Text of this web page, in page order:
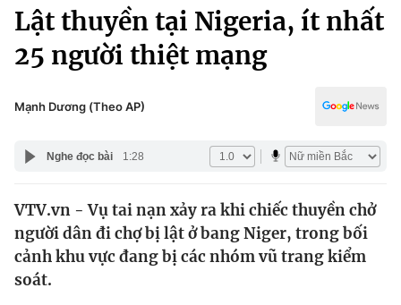
Chuyên mục
Chính trị
Pháp luật
Thế giới
Tin tức
Kinh tế
Thể thao
Truyền hình
Y tế
Công nghệ
Lật thuyền tại Nigeria, ít nhất
25 người thiệt mạng
Mạnh Dương (Theo AP)
Nghe đọc bài 1:28
VTV.vn - Vụ tai nạn xảy ra khi chiếc thuyền chở
người dân đi chợ bị lật ở bang Niger, trong bối
cảnh khu vực đang bị các nhóm vũ trang kiểm
soát.